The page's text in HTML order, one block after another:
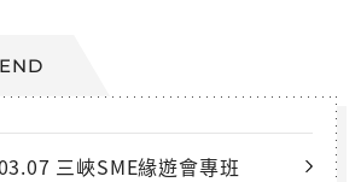
三峽SME緣遊會專班